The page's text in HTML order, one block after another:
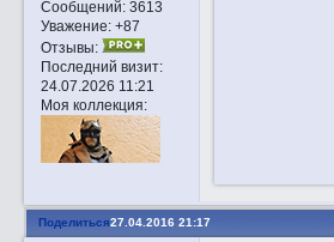
Сообщений:3613
Уважение: +87
Отзывы:
Последний визит:
24.07.2026 11:21
Моя коллекция:
Поделиться27.04.2016 21:17